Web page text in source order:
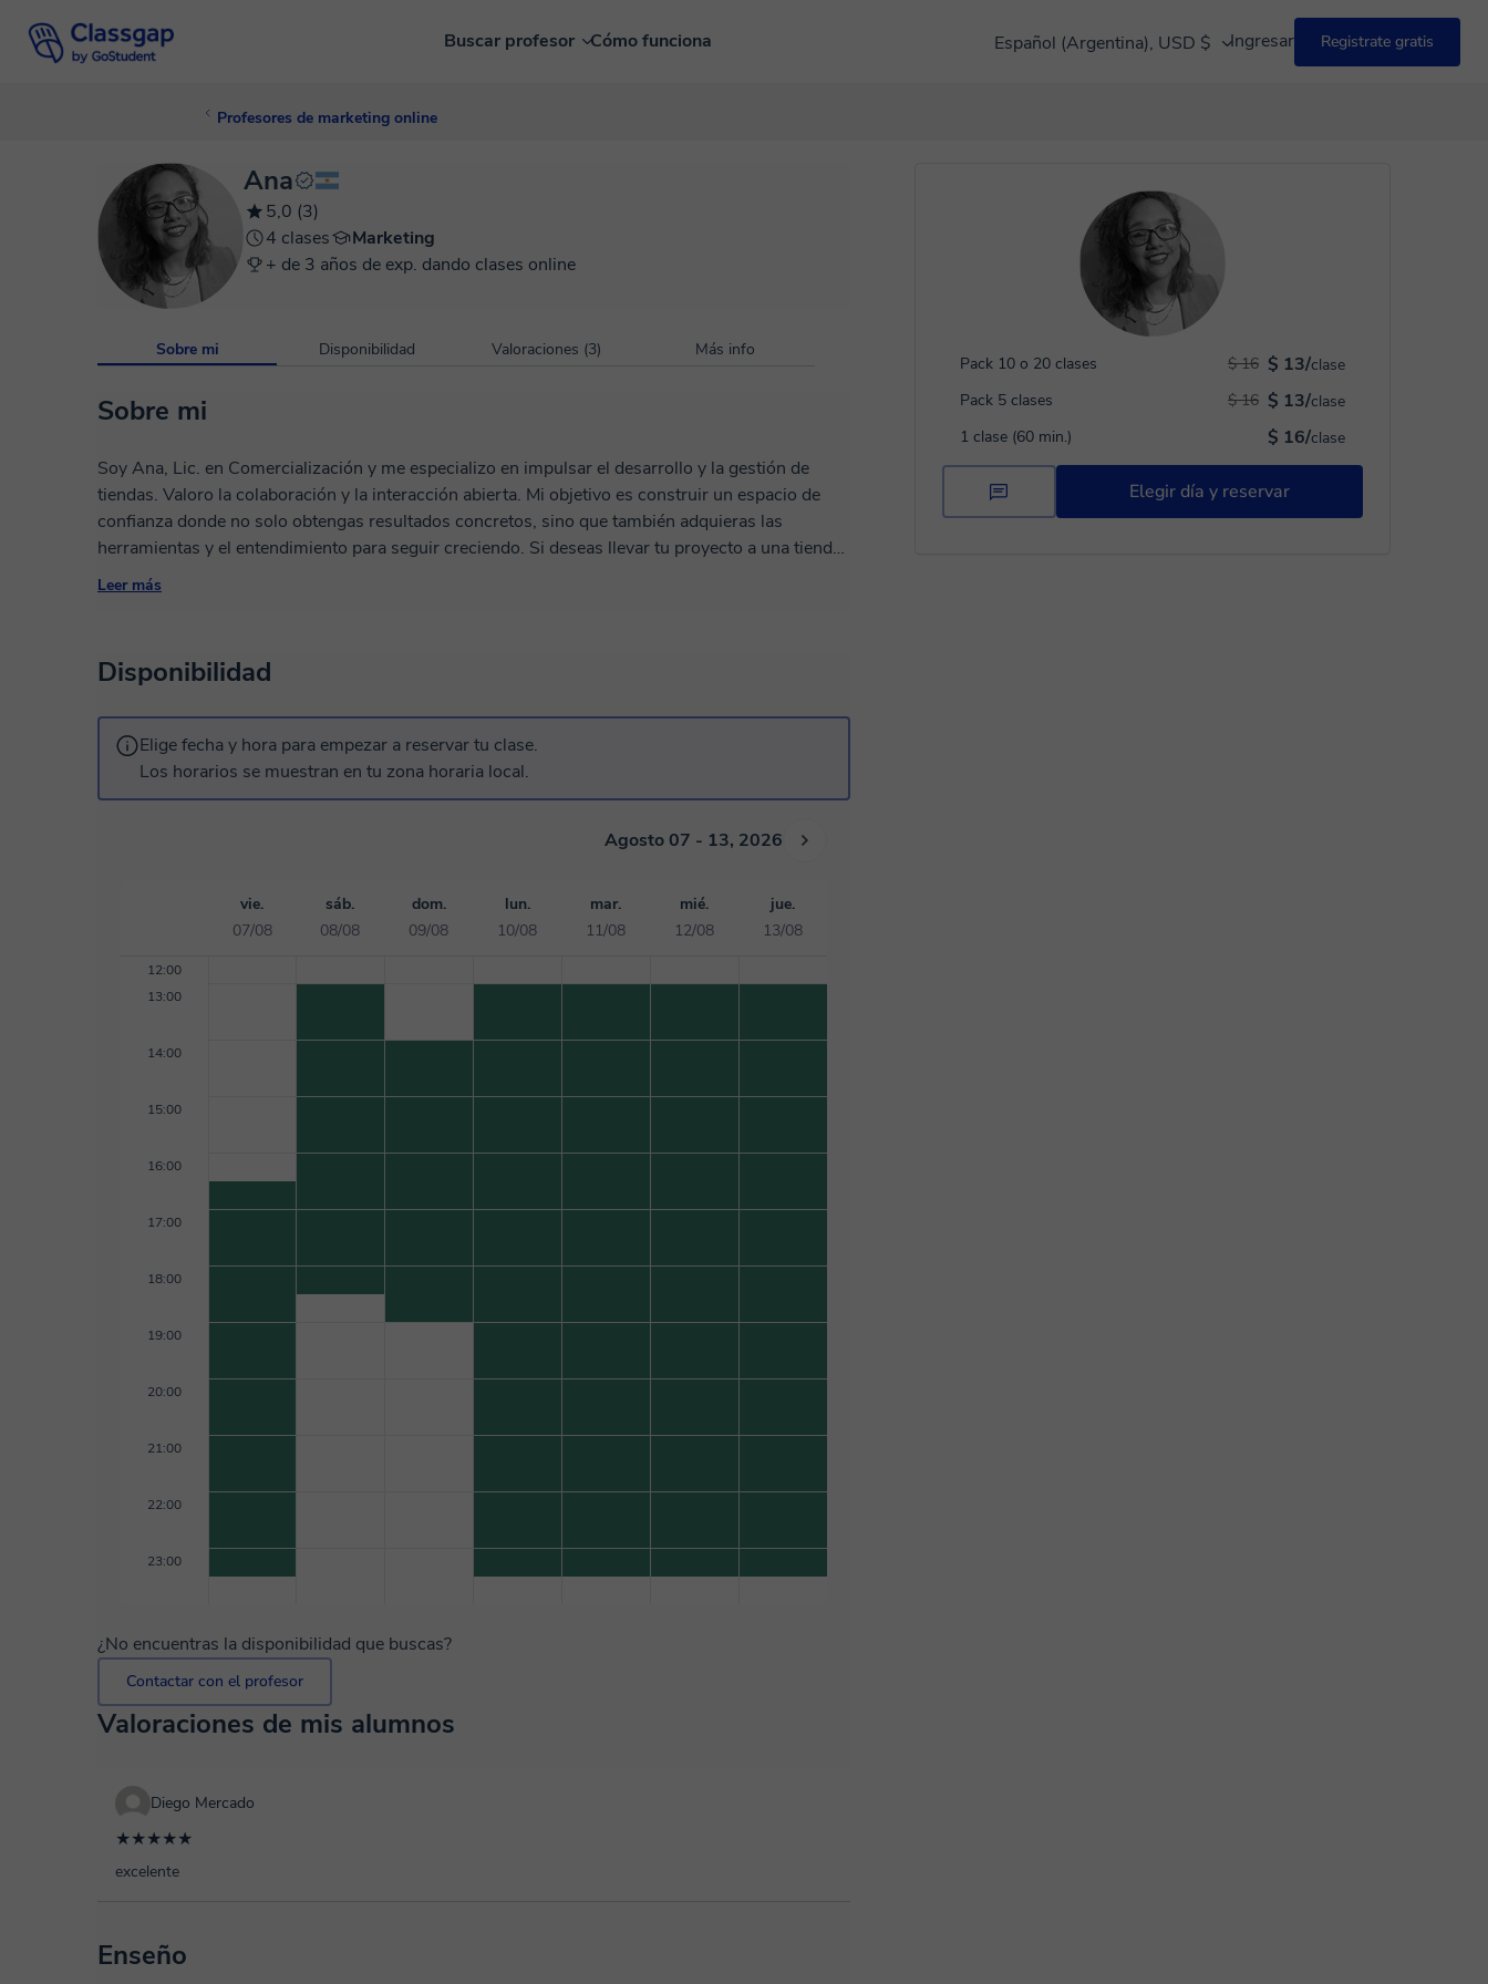
Buscar profesor Cómo funciona Español (Argentina), USD $ Ingresar Registrate gratis
Profesores de marketing online
Pack 10 o 20 clases $ 13/clase
$ 16
Pack 5 clases
$ 13/clase
$ 16
1 clase (60 min.)
$ 16/clase
Elegir día y reservar
Ana
5,0 (3)
4 clases
Marketing
+ de 3 años de exp. dando clases online
Sobre mi Disponibilidad Valoraciones (3) Más info
Sobre mi
Soy Ana, Lic. en Comercialización y me especializo en impulsar el desarrollo y la gestión de
tiendas. Valoro la colaboración y la interacción abierta. Mi objetivo es construir un espacio de
confianza donde no solo obtengas resultados concretos, sino que también adquieras las
herramientas y el entendimiento para seguir creciendo. Si deseas llevar tu proyecto a una tienda
online o de potenciar lo que ya tenés, ¡contame tu idea! Estoy acá para acompañarte en el
Leer más
Disponibilidad
Elige fecha y hora para empezar a reservar tu clase.
Los horarios se muestran en tu zona horaria local.
Agosto 07 - 13, 2026
vie.
07/08
sáb.
08/08
dom.
09/08
lun.
10/08
mar.
11/08
mié.
12/08
jue.
13/08
12:00
13:00
14:00
15:00
16:00
17:00
18:00
19:00
20:00
21:00
22:00
23:00
¿No encuentras la disponibilidad que buscas?
Contactar con el profesor
Valoraciones de mis alumnos
Diego Mercado
★★★★★
excelente
Enseño